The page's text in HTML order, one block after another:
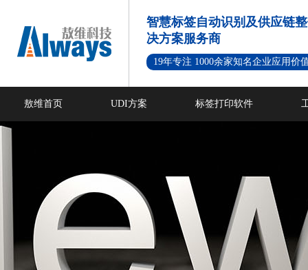
智慧标签自动识别及供应链
决方案服务商
19年专注 1000余家知名企业应用价
敖维首页 UDI方案 标签打印软件